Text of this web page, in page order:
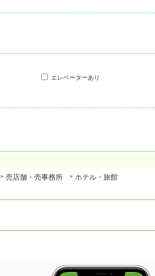
エレベーターあり
売店舗・売事務所
ホテル・旅館